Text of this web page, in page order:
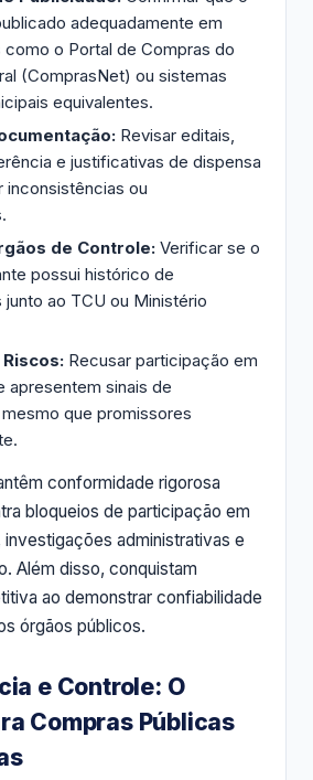
adequadamente em
o Portal de Compras do
(ComprasNet) ou sistemas
equivalentes.
Revisar editais,
e justificativas de dispensa
inconsistências ou
de Controle: Verificar se o
possui histórico de
junto ao TCU ou Ministério
Recusar participação em
apresentem sinais de
que promissores
conformidade rigorosa
bloqueios de participação em
administrativas e
Além disso, conquistam
ao demonstrar confiabilidade
órgãos públicos.
e Controle: O
Compras Públicas